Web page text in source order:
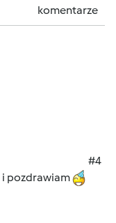
komentarze
#4
i pozdrawiam